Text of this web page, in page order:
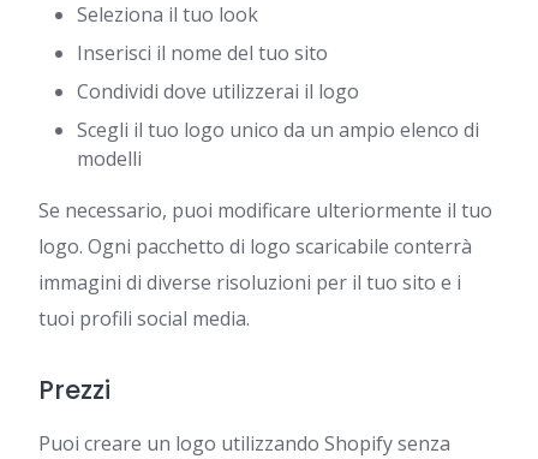
Seleziona il tuo look
Inserisci il nome del tuo sito
Condividi dove utilizzerai il logo
Scegli il tuo logo unico da un ampio elenco di
modelli
Se necessario, puoi modificare ulteriormente il tuo
logo. Ogni pacchetto di logo scaricabile conterrà
immagini di diverse risoluzioni per il tuo sito e i
tuoi profili social media.
Prezzi
Puoi creare un logo utilizzando Shopify senza